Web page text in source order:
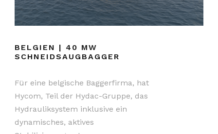
BELGIEN | 40 MW
SCHNEIDSAUGBAGGER
Für eine belgische Baggerfirma, hat
Hycom, Teil der Hydac-Gruppe, das
Hydrauliksystem inklusive ein
dynamisches, aktives